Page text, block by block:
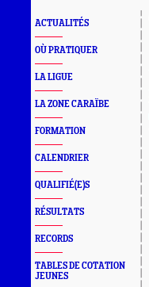
ACTUALITÉS
OÙ PRATIQUER
LA LIGUE
LA ZONE CARAÏBE
FORMATION
CALENDRIER
QUALIFIÉ(E)S
RÉSULTATS
RECORDS
TABLES DE COTATION
JEUNES